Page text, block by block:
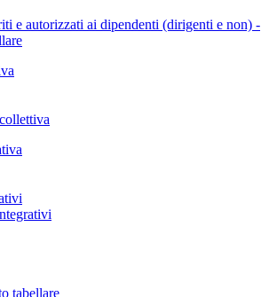
e autorizzati ai dipendenti (dirigenti e non) -
tabellare